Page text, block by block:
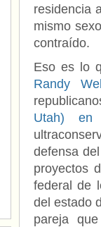
residencia
mismo
contraído.
Eso es lo
Randy
Utah) en
defensa
proyectos
federal de
del estado
pareja